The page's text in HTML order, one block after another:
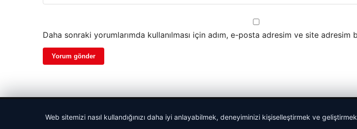
Daha sonraki yorumlarımda kullanılması için adım, e-posta adresim ve site adresim
Web sitemizi nasıl kullandığınızı daha iyi anlayabilmek, deneyiminizi kişiselleştirmek ve